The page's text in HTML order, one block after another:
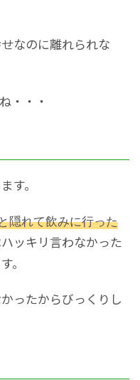
なのに離れられな
・・・
す。
隠れて飲みに行った
ッキリ言わなかった
。
ったからびっくりし